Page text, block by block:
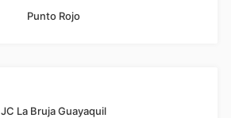
Punto Rojo
JC La Bruja Guayaquil